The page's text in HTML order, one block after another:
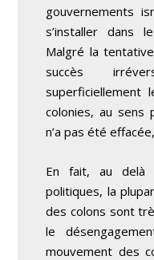
gouvernements
s’installer dans
Malgré la
succès
colonies, au sens
n’a pas été
En fait, au delà
politiques, la
des colons sont
le
mouvement des